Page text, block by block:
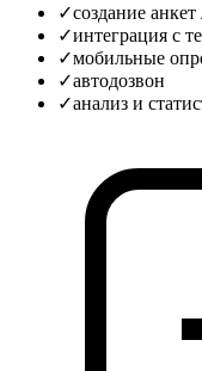
✓создание
✓интеграция с
✓мобильные
✓автодозвон
✓анализ и